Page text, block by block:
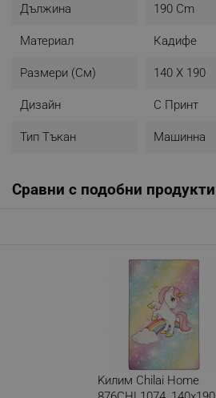
Дължина 190 Cm
Материал Кадифе
Размери (см) 140 X 190
Дизайн С Принт
Тип Тъкан Машинна
Сравни с подобни продукти
Kилим Chilai Home